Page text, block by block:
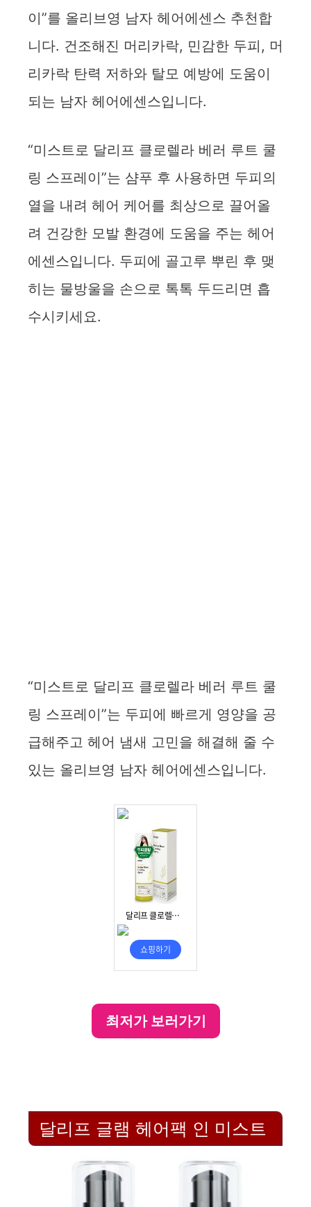
이”를 올리브영 남자 헤어에센스 추천합
니다. 건조해진 머리카락, 민감한 두피, 머
리카락 탄력 저하와 탈모 예방에 도움이
되는 남자 헤어에센스입니다.
“미스트로 달리프 클로렐라 베러 루트 쿨
링 스프레이”는 샴푸 후 사용하면 두피의
열을 내려 헤어 케어를 최상으로 끌어올
려 건강한 모발 환경에 도움을 주는 헤어
에센스입니다. 두피에 골고루 뿌린 후 맺
히는 물방울을 손으로 톡톡 두드리면 흡
수시키세요.
“미스트로 달리프 클로렐라 베러 루트 쿨
링 스프레이”는 두피에 빠르게 영양을 공
급해주고 헤어 냄새 고민을 해결해 줄 수
있는 올리브영 남자 헤어에센스입니다.
최저가 보러가기
달리프 글램 헤어팩 인 미스트